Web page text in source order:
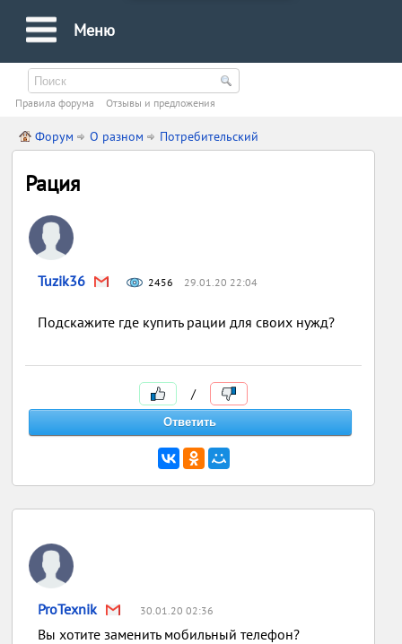
Меню
Правила форума Oтзывы и предложения
Форум О разном Потребительский
Рация
Tuzik36 2456 29.01.20 22:04
Подскажите где купить рации для своих нужд?
/
ProTexnik 30.01.20 02:36
Вы хотите заменить мобильный телефон?